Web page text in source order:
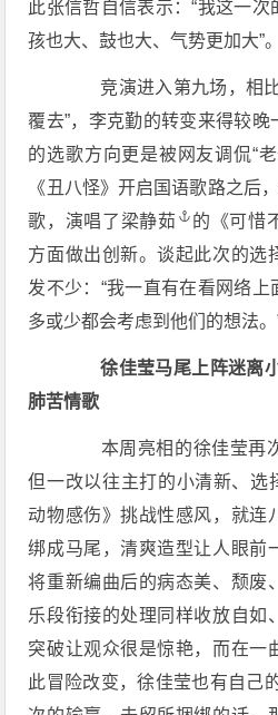
此张信哲自信表示：“我这一
孩也大、鼓也大、气势更加大”。
竞演进入第九场，相比
覆去”，李克勤的转变来得较
的选歌方向更是被网友调侃“
《丑八怪》开启国语歌路之后
歌，演唱了 梁静茹
的《可惜
方面做出创新。谈起此次的选
发不少：“我一直有在看网络
多或少都会考虑到他们的想法。
徐佳莹马尾上阵迷离
肺苦情歌
本周亮相的徐佳莹再
但一改以往主打的小清新、选
动物感伤》挑战性感风，就连
绑成马尾，清爽造型让人眼前
将重新编曲后的病态美、颓废
乐段衔接的处理同样收放自如
突破让观众很是惊艳，而在一
此冒险改变，徐佳莹也有自己